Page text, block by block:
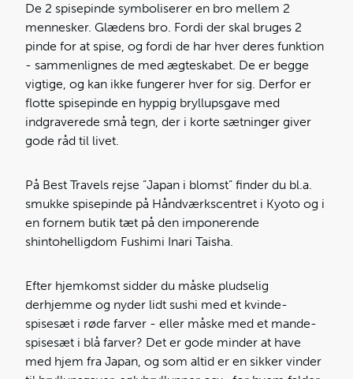
De 2 spisepinde symboliserer en bro mellem 2
mennesker. Glædens bro. Fordi der skal bruges 2
pinde for at spise, og fordi de har hver deres funktion
- sammenlignes de med ægteskabet. De er begge
vigtige, og kan ikke fungerer hver for sig. Derfor er
flotte spisepinde en hyppig bryllupsgave med
indgraverede små tegn, der i korte sætninger giver
gode råd til livet.
På Best Travels rejse ”Japan i blomst” finder du bl.a.
smukke spisepinde på Håndværkscentret i Kyoto og i
en fornem butik tæt på den imponerende
shintohelligdom Fushimi Inari Taisha.
Efter hjemkomst sidder du måske pludselig
derhjemme og nyder lidt sushi med et kvinde-
spisesæt i røde farver - eller måske med et mande-
spisesæt i blå farver? Det er gode minder at have
med hjem fra Japan, og som altid er en sikker vinder